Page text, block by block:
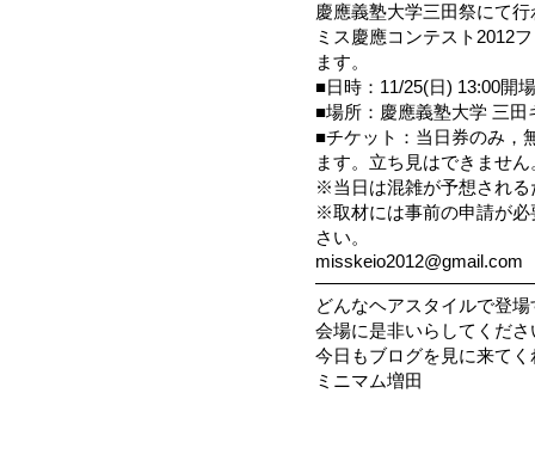
慶應義塾大学三田祭にて行
ミス慶應コンテスト2012
ます。
■日時：11/25(日) 13:00開
■場所：慶應義塾大学 三
■チケット：当日券のみ，
ます。立ち見はできません
※当日は混雑が予想され
※取材には事前の申請が必
さい。
misskeio2012@gmail.com
どんなヘアスタイルで登
会場に是非いらしてくだ
今日もブログを見に来て
ミニマム増田